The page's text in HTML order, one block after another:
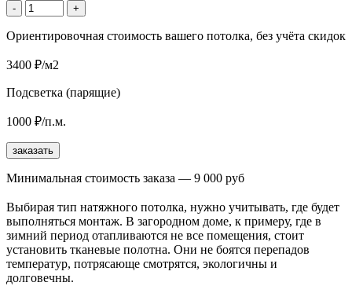
- +
Ориентировочная стоимость вашего потолка, без учёта скидок
3400 ₽/м2
Подсветка (парящие)
1000 ₽/п.м.
заказать
Минимальная стоимость заказа — 9 000 руб
Выбирая тип натяжного потолка, нужно учитывать, где будет
выполняться монтаж. В загородном доме, к примеру, где в
зимний период отапливаются не все помещения, стоит
установить тканевые полотна. Они не боятся перепадов
температур, потрясающе смотрятся, экологичны и
долговечны.